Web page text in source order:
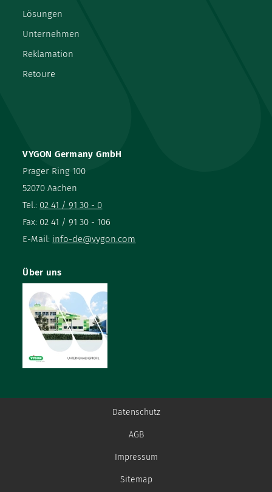
VYGON Germany GmbH
Prager Ring 100
52070 Aachen
Tel.: 02 41 / 91 30 - 0
Fax: 02 41 / 91 30 - 106
E-Mail: info-de@vygon.com
Lösungen
Unternehmen
Reklamation
Retoure
Über uns
Datenschutz
AGB
Impressum
Sitemap